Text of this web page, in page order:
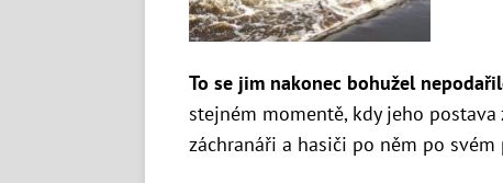
To se jim nakonec bohužel
stejném momentě, kdy jeho
záchranáři a hasiči po něm po